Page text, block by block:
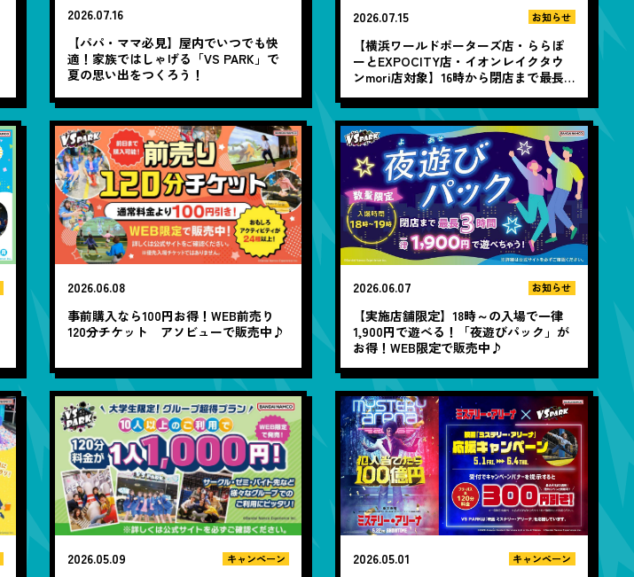
2026.07.16
【パパ・ママ必見】屋内でいつでも快
適！家族ではしゃげる「VS PARK」で
夏の思い出をつくろう！
2026.07.15 お知らせ
【横浜ワールドポーターズ店・ららぽ
ーとEXPOCITY店・イオンレイクタウ
ンmori店対象】16時から閉店まで最長5
売中☆彡
2026.06.08
事前購入なら100円お得！WEB前売り
120分チケット アソビューで販売中♪
2026.06.07 お知らせ
【実施店舗限定】18時～の入場で一律
1,900円で遊べる！「夜遊びパック」が
お得！WEB限定で販売中♪
2026.05.09 キャンペーン 2026.05.01 キャンペーン